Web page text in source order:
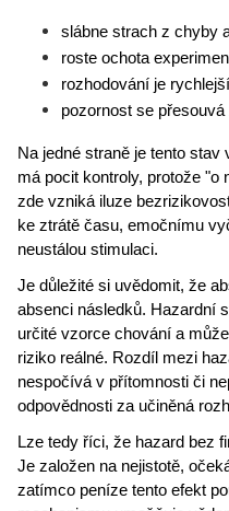
slábne strach z chyby
roste ochota
rozhodování je
pozornost se
Na jedné straně je tento
má pocit kontroly, protože "o
zde vzniká iluze
ke ztrátě času, emočnímu
neustálou stimulaci.
Je důležité si uvědomit, že
absenci následků. Hazardní
určité vzorce chování a
riziko reálné. Rozdíl mezi
nespočívá v přítomnosti či
odpovědnosti za učiněná
Lze tedy říci, že hazard bez
Je založen na nejistotě,
zatímco peníze tento efekt